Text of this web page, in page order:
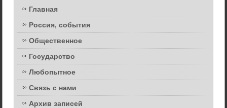
Главная
Россия, события
Общественное
Государство
Любопытное
Связь с нами
Архив записей